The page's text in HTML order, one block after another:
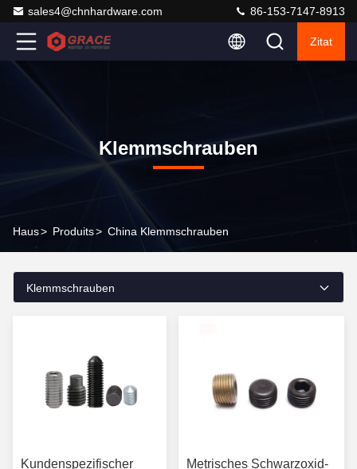
sales4@chnhardware.com 86-153-7147-8913
Zitat
Klemmschrauben
Haus> Produits> China Klemmschrauben
Klemmschrauben
Kundenspezifischer
Metrisches Schwarzoxid-